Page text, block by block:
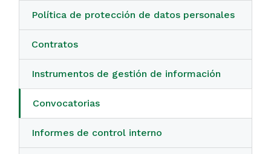
Política de protección de datos personales
Contratos
Instrumentos de gestión de información
Convocatorias
Informes de control interno